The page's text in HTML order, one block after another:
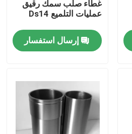
غطاء صلب سمك رقيق
عمليات التلميع Ds14
إرسال استفسار